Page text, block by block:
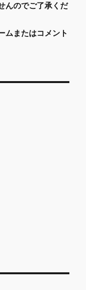
んのでご了承くだ
ムまたはコメント